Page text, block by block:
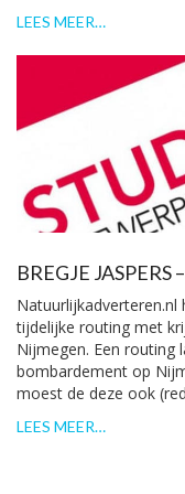
LEES MEER…
BREGJE JASPERS
tijdelijke routing met
Nijmegen. Een routing
bombardement op
moest de deze ook
LEES MEER…